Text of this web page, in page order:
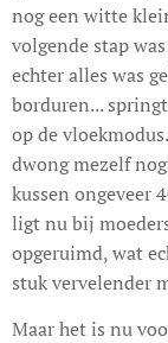
nog een witte
volgende stap
echter alles was
borduren...
op de
dwong mezelf
kussen ongeveer
ligt nu bij
opgeruimd, wat
stuk vervelender
Maar het is nu